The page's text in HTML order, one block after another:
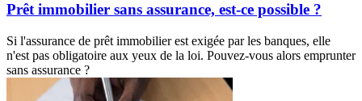
Prêt immobilier sans assurance, est-ce possible ?
Si l'assurance de prêt immobilier est exigée par les banques, elle
n'est pas obligatoire aux yeux de la loi. Pouvez-vous alors emprunter
sans assurance ?